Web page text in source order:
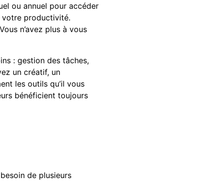
ou annuel pour accéder
votre productivité.
n’avez plus à vous
: gestion des tâches,
un créatif, un
les outils qu’il vous
bénéficient toujours
de plusieurs